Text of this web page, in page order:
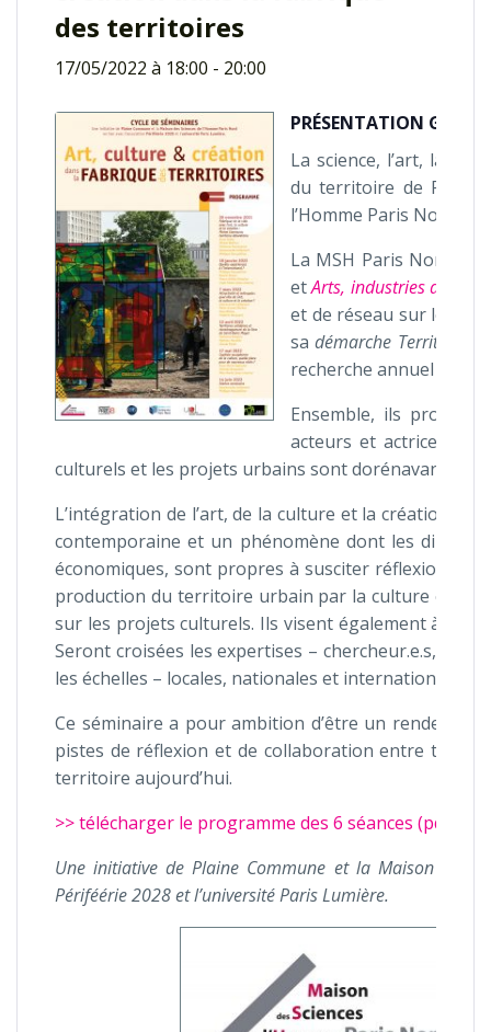
des territoires
17/05/2022 à 18:00 - 20:00
PRÉSENTATION
La science, l’art, la
du territoire de Plaine
l’Homme Paris Nord
La MSH Paris Nord,
etArts, industries de la
et de réseau sur le
sadémarche Territoire
recherche annuel «
Ensemble, ils
acteurs et actrices du
culturels et les projets urbains sont dorénavant
L’intégration de l’art, de la culture et la création
contemporaine et un phénomène dont les
économiques, sont propres à susciter réflexions
production du territoire urbain par la culture et,
sur les projets culturels. Ils visent également à
Seront croisées les expertises – chercheur.e.s,
les échelles – locales, nationales et internationales.
Ce séminaire a pour ambition d’être un rendez-
pistes de réflexion et de collaboration entre
territoire aujourd’hui.
>> télécharger le programme des 6 séances (pdf)
Une initiative de Plaine Commune et la Maison des
Périféérie 2028 et l’université Paris Lumière.